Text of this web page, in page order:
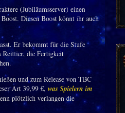
(Jubiläumsserver) einen
Diesen Boost könnt ihr auch
Er bekommt für die Stufe
Reittier, die Fertigkeit
und zum Release von TBC
Art 39,99 €, was Spielern im
plötzlich verlangen die